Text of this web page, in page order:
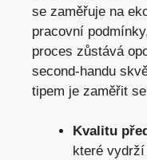
se zaměřuje na
pracovní
proces zůstává
second-handu
tipem je zaměřit
Kvalitu
které